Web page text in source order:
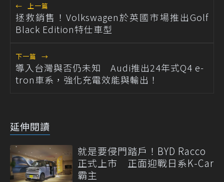
← 上一篇
拯救銷售！Volkswagen於英國市場推出Golf
Black Edition特仕車型
下一篇 →
導入台灣與否仍未知 Audi推出24年式Q4 e-
tron車系，強化充電效能與輸出！
延伸閱讀
就是要侵門踏戶！BYD Racco
正式上市 正面迎戰日系K-Car
霸主